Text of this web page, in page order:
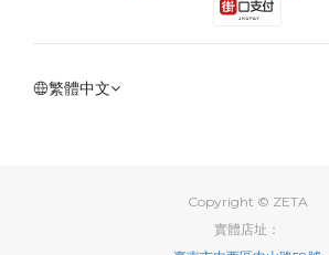
繁體中文
Copyright © ZETA
實體店址：